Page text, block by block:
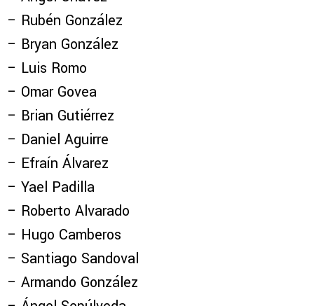
– Rubén González
– Bryan González
– Luis Romo
– Omar Govea
– Brian Gutiérrez
– Daniel Aguirre
– Efraín Álvarez
– Yael Padilla
– Roberto Alvarado
– Hugo Camberos
– Santiago Sandoval
– Armando González